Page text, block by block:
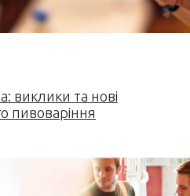
виклики та нові
пивоваріння